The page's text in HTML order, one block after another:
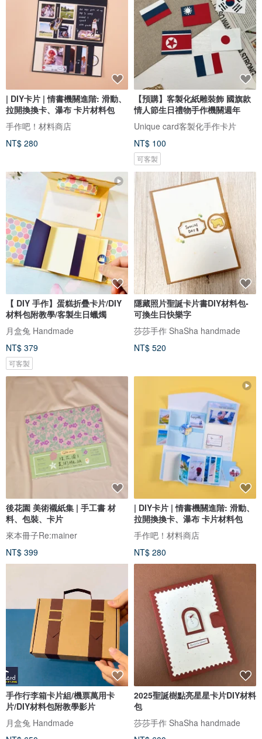
| DIY卡片 | 情書機關進階: 滑動、
拉開換換卡、瀑布 卡片材料包
手作吧！材料商店
NT$ 280
【預購】客製化紙雕裝飾 國旗款
情人節生日禮物手作機關週年
Unique card客製化手作卡片
NT$ 100
可客製
【 DIY 手作】蛋糕折疊卡片/DIY
材料包附教學/客製生日蠟燭
月盒兔 Handmade
NT$ 379
可客製
隱藏照片聖誕卡片書DIY材料包-
可換生日快樂字
莎莎手作 ShaSha handmade
NT$ 520
後花園 美術襯紙集 | 手工書 材
料、包裝、卡片
來本冊子Re:mainer
NT$ 399
| DIY卡片 | 情書機關進階: 滑動、
拉開換換卡、瀑布 卡片材料包
手作吧！材料商店
NT$ 280
手作行李箱卡片組/機票萬用卡
片/DIY材料包附教學影片
月盒兔 Handmade
2025聖誕樹點亮星星卡片DIY材料
包
莎莎手作 ShaSha handmade